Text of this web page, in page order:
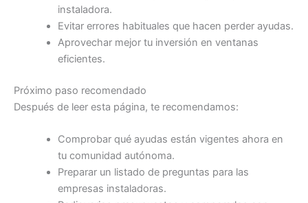
instaladora.
Evitar errores habituales que hacen perder ayudas.
Aprovechar mejor tu inversión en ventanas
eficientes.
Próximo paso recomendado
Después de leer esta página, te recomendamos:
Comprobar qué ayudas están vigentes ahora en
tu comunidad autónoma.
Preparar un listado de preguntas para las
empresas instaladoras.